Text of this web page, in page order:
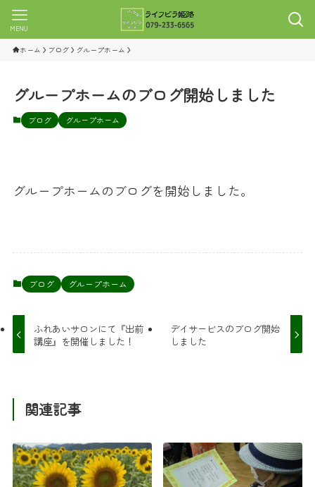
MENU
ホーム ブログ グループホーム
グループホームのブログ開始しました
ブログ グループホーム
グループホームのブログを開始しました。
ブログ グループホーム
ふれあいサロンにて『出前
講座』を開催しました！
デイサービスのブログ開始
しました
関連記事